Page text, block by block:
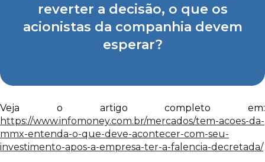
reverter a decisão, o que os
acionistas da companhia devem
esperar?
Veja o artigo completo em:
https://www.infomoney.com.br/mercados/tem-acoes-da-
mmx-entenda-o-que-deve-acontecer-com-seu-
investimento-apos-a-empresa-ter-a-falencia-decretada/